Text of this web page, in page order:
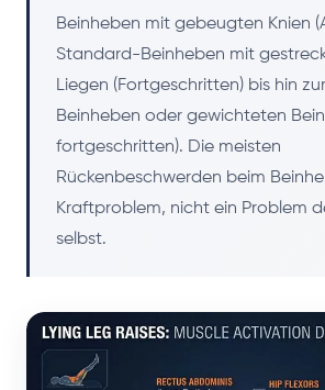
Beinheben mit gebeugten Knien
Standard-Beinheben mit
Liegen (Fortgeschritten) bis hin
Beinheben oder gewichteten
fortgeschritten). Die meisten
Rückenbeschwerden beim
Kraftproblem, nicht ein Problem
selbst.